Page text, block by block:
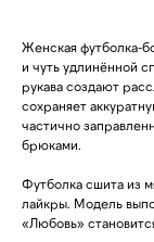
Женская футболка-
и чуть удлинённой
рукава создают
сохраняет
частично
брюками.
Футболка сшита из
лайкры. Модель
«Любовь»